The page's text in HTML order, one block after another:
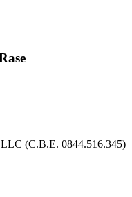
(C.B.E. 0844.516.345)